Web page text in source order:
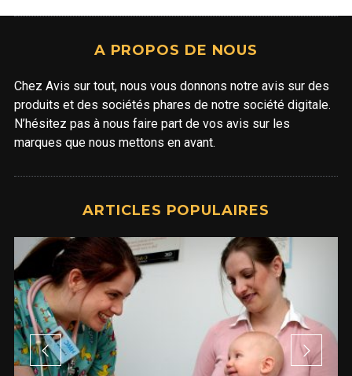
A PROPOS DE NOUS
Chez Avis sur tout, nous vous donnons notre avis sur des
produits et des sociétés phares de notre société digitale.
N’hésitez pas à nous faire part de vos avis sur les
marques que nous mettons en avant.
ARTICLES POPULAIRES